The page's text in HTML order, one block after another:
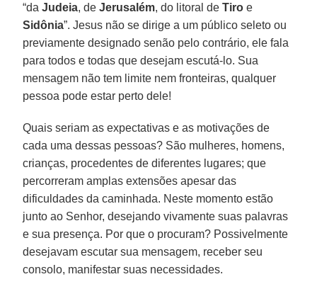
“daJudeia, de Jerusalém, do litoral deTiro e
Sidônia”. Jesus não se dirige a um público seleto ou
previamente designado senão pelo contrário, ele fala
para todos e todas que desejam escutá-lo. Sua
mensagem não tem limite nem fronteiras, qualquer
pessoa pode estar perto dele!
Quais seriam as expectativas e as motivações de
cada uma dessas pessoas? São mulheres, homens,
crianças, procedentes de diferentes lugares; que
percorreram amplas extensões apesar das
dificuldades da caminhada. Neste momento estão
junto ao Senhor, desejando vivamente suas palavras
e sua presença. Por que o procuram? Possivelmente
desejavam escutar sua mensagem, receber seu
consolo, manifestar suas necessidades.